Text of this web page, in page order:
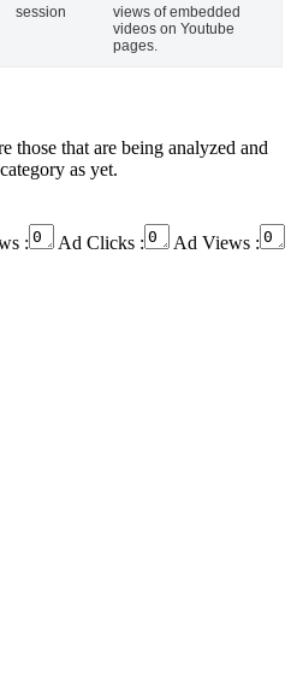
session
views of embedded
videos on Youtube
pages.
those that are being analyzed and
as yet.
: Ad Clicks : Ad Views :